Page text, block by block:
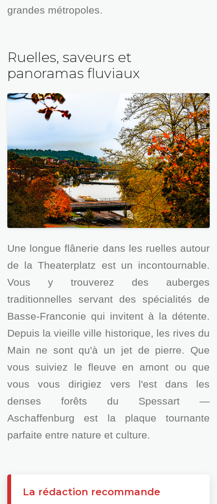
grandes métropoles.
Ruelles, saveurs et
panoramas fluviaux
Une longue flânerie dans les ruelles autour
de la Theaterplatz est un incontournable.
Vous y trouverez des auberges
traditionnelles servant des spécialités de
Basse-Franconie qui invitent à la détente.
Depuis la vieille ville historique, les rives du
Main ne sont qu'à un jet de pierre. Que
vous suiviez le fleuve en amont ou que
vous vous dirigiez vers l'est dans les
denses forêts du Spessart —
Aschaffenburg est la plaque tournante
parfaite entre nature et culture.
La rédaction recommande